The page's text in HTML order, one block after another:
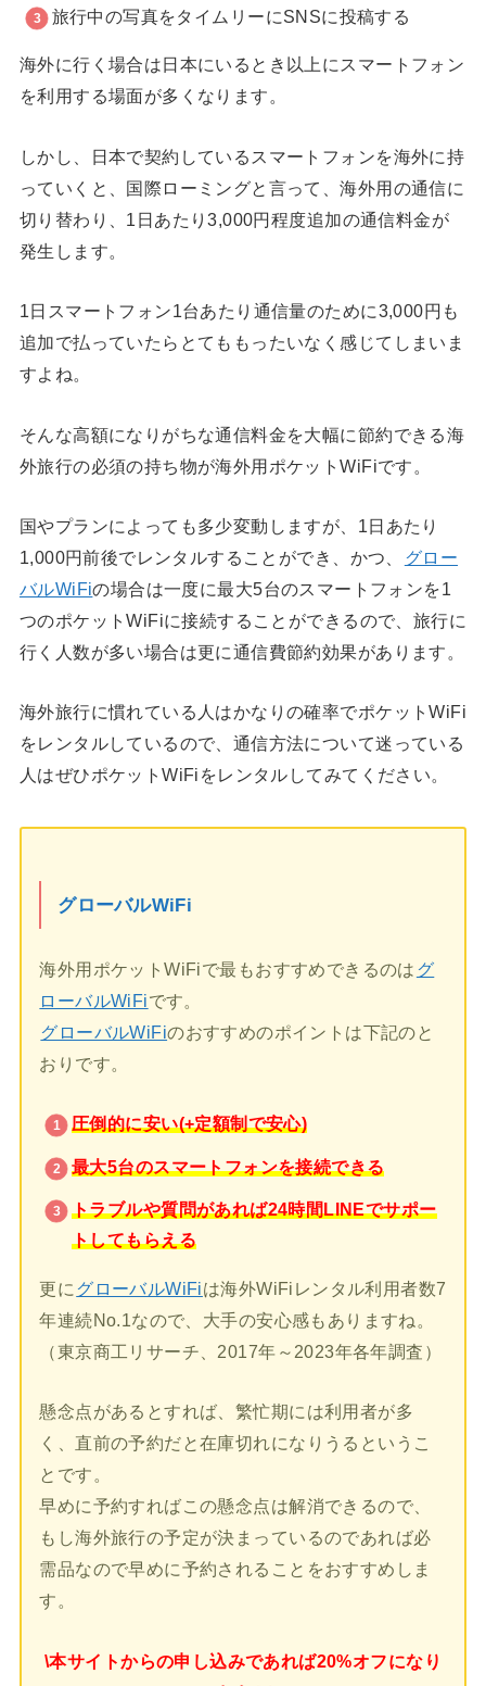
旅行中の写真をタイムリーにSNSに投稿する
海外に行く場合は日本にいるとき以上にスマートフォン
を利用する場面が多くなります。
しかし、日本で契約しているスマートフォンを海外に持
っていくと、国際ローミングと言って、海外用の通信に
切り替わり、1日あたり3,000円程度追加の通信料金が
発生します。
1日スマートフォン1台あたり通信量のために3,000円も
追加で払っていたらとてももったいなく感じてしまいま
すよね。
そんな高額になりがちな通信料金を大幅に節約できる海
外旅行の必須の持ち物が海外用ポケットWiFiです。
国やプランによっても多少変動しますが、1日あたり
1,000円前後でレンタルすることができ、かつ、
グロー
バルWiFiの場合は一度に最大5台のスマートフォンを1
つのポケットWiFiに接続することができるので、旅行に
行く人数が多い場合は更に通信費節約効果があります。
海外旅行に慣れている人はかなりの確率でポケットWiFi
をレンタルしているので、通信方法について迷っている
人はぜひポケットWiFiをレンタルしてみてください。
グローバルWiFi
海外用ポケットWiFiで最もおすすめできるのは グ
ローバルWiFiです。
グローバルWiFiのおすすめのポイントは下記のと
おりです。
圧倒的に安い(+定額制で安心)
最大5台のスマートフォンを接続できる
トラブルや質問があれば24時間LINEでサポー
トしてもらえる
更に グローバルWiFiは海外WiFiレンタル利用者数7
年連続No.1なので、大手の安心感もありますね。
（東京商工リサーチ、2017年～2023年各年調査）
懸念点があるとすれば、繁忙期には利用者が多
く、直前の予約だと在庫切れになりうるというこ
とです。
早めに予約すればこの懸念点は解消できるので、
もし海外旅行の予定が決まっているのであれば必
需品なので早めに予約されることをおすすめしま
す。
\本サイトからの申し込みであれば20%オフになり